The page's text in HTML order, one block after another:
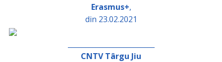
Erasmus+,
din 23.02.2021
CNTV Târgu Jiu